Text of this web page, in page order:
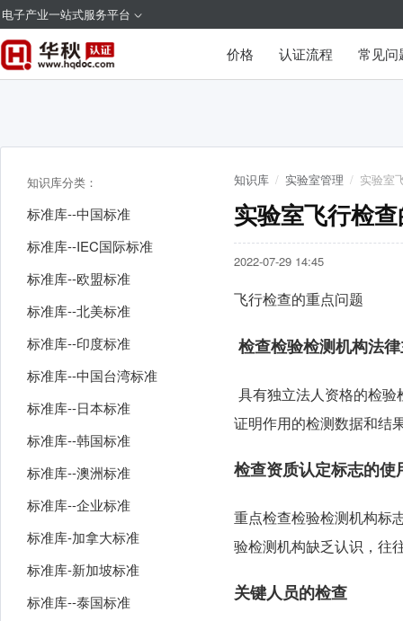
电子产业一站式服务平台
价格 认证流程 常见问
知识库分类：
标准库--中国标准
标准库--IEC国际标准
标准库--欧盟标准
标准库--北美标准
标准库--印度标准
标准库--中国台湾标准
标准库--日本标准
标准库--韩国标准
标准库--澳洲标准
标准库--企业标准
标准库-加拿大标准
标准库-新加坡标准
标准库--泰国标准
知识库 / 实验室管理 / 实验室
实验室飞行检
2022-07-29 14:45
飞行检查的重点问题
检查检验检测机构法
具有独立法人资格的检
证明作用的检测数据和结
检查资质认定标志的使
重点检查检验检测机构标
验检测机构缺乏认识，往
关键人员的检查